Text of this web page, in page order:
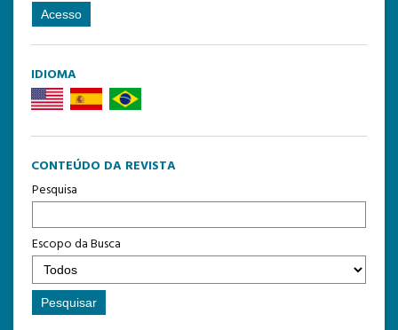
IDIOMA
CONTEÚDO DA REVISTA
Pesquisa
Escopo da Busca